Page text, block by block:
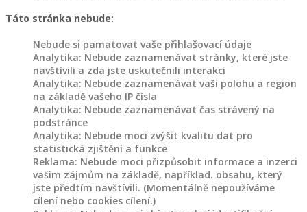
Táto stránka nebude:
Nebude si pamatovat vaše přihlašovací údaje
Analytika: Nebude zaznamenávat stránky, které jste
navštívili a zda jste uskutečnili interakci
Analytika: Nebude zaznamenávat vaši polohu a region
na základě vašeho IP čísla
Analytika: Nebude zaznamenávat čas strávený na
podstránce
Analytika: Nebude moci zvýšit kvalitu dat pro
statistická zjištění a funkce
Reklama: Nebude moci přizpůsobit informace a inzerci
vašim zájmům na základě, například. obsahu, který
jste předtím navštívili. (Momentálně nepoužíváme
cílení nebo cookies cílení.)